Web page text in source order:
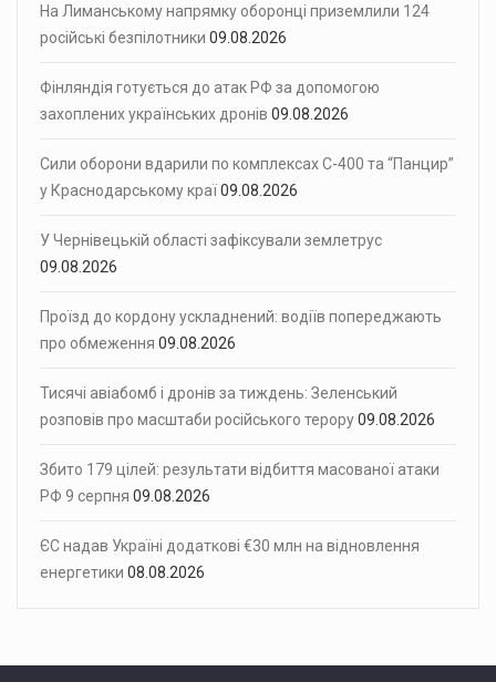
На Лиманському напрямку оборонці приземлили 124
російські безпілотники 09.08.2026
Фінляндія готується до атак РФ за допомогою
захоплених українських дронів 09.08.2026
Сили оборони вдарили по комплексах С-400 та “Панцир”
у Краснодарському краї09.08.2026
У Чернівецькій області зафіксували землетрус
09.08.2026
Проїзд до кордону ускладнений: водіїв попереджають
про обмеження 09.08.2026
Тисячі авіабомб і дронів за тиждень: Зеленський
розповів про масштаби російського терору09.08.2026
Збито 179 цілей: результати відбиття масованої атаки
РФ 9 серпня 09.08.2026
ЄС надав Україні додаткові €30 млн на відновлення
енергетики 08.08.2026